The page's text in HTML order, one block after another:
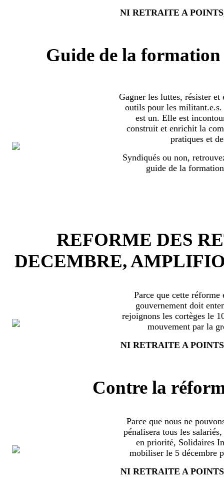
NI RETRAITE A
Guide de la
Gagner les luttes, résister et
outils pour les
est un. Elle est
construit et enrichit la
pratiques et
Syndiqués ou non,
guide de la
REFORME DES
DECEMBRE,
Parce que cette
gouvernement doit
rejoignons les cortèges le
mouvement par la
NI RETRAITE A
Contre la
Parce que nous ne
pénalisera tous les
en priorité, Solidaires
mobiliser le 5 décembre
NI RETRAITE A